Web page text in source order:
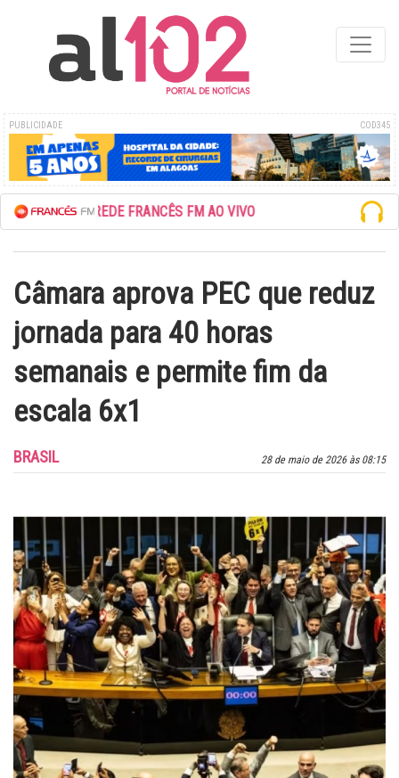
PUBLICIDADE COD345
ESCUTE A REDE FRANCÊS FM AO VIVO
Câmara aprova PEC que reduz
jornada para 40 horas
semanais e permite fim da
escala 6x1
28 de maio de 2026 às 08:15
BRASIL